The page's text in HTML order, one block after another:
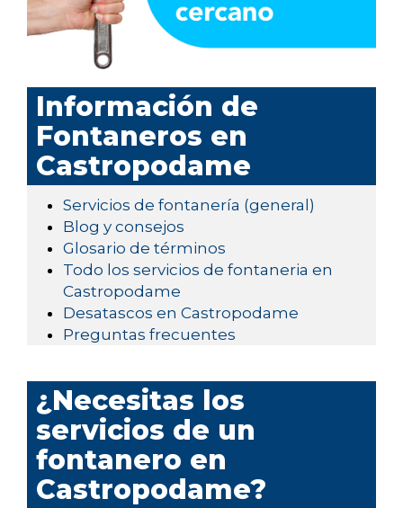
Información de
Fontaneros en
Castropodame
Servicios de fontanería (general)
Blog y consejos
Glosario de términos
Todo los servicios de fontaneria en
Castropodame
Desatascos en Castropodame
Preguntas frecuentes
¿Necesitas los
servicios de un
fontanero en
Castropodame?